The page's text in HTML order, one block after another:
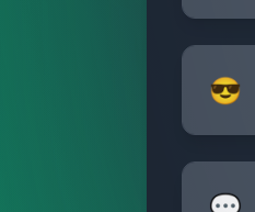
😎